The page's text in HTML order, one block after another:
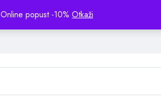
Online popust -10% Otkaži